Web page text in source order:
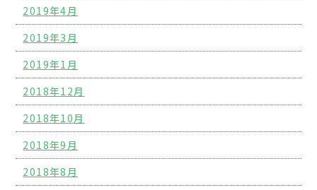
2019年4月
2019年3月
2019年1月
2018年12月
2018年10月
2018年9月
2018年8月